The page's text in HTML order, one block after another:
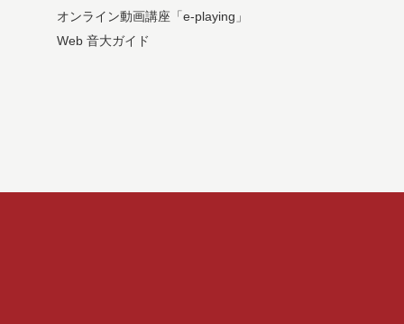
オンライン動画講座「e-playing」
Web 音大ガイド